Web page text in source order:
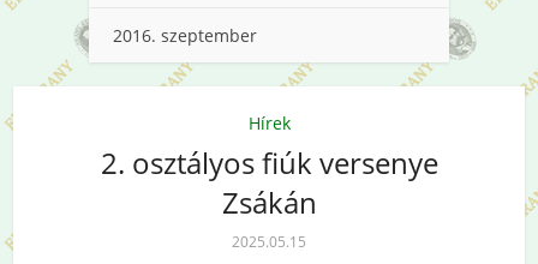
2016. szeptember
Hírek
2. osztályos fiúk versenye
Zsákán
2025.05.15